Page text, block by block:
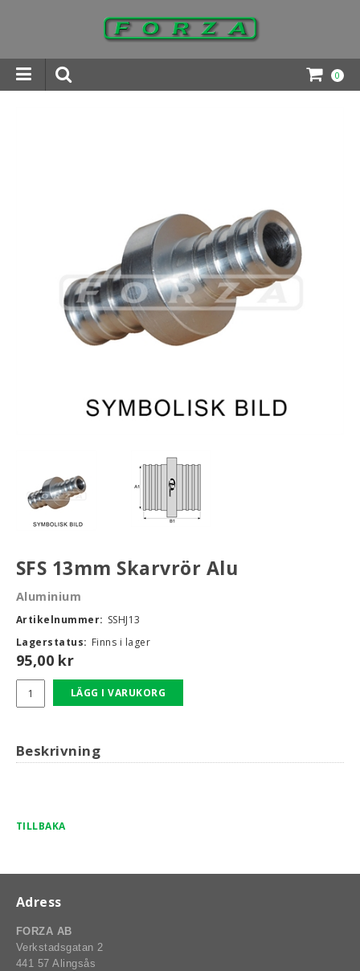
0
BUMPSTOPS, DAMASKER UNIVERSAL, DOMKRAFTS-
SFS 13mm Skarvrör Alu
Aluminium
Artikelnummer: SSHJ13
Lagerstatus: Finns i lager
95,00 kr
LÄGG I VARUKORG
Beskrivning
TILLBAKA
Adress
FORZA AB
Verkstadsgatan 2
441 57 Alingsås